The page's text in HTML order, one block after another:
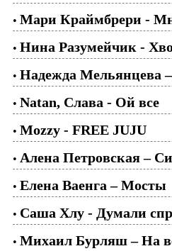
• Мари Краймбрери -
• Нина Разумейчик -
• Надежда Мельянцева
• Natan, Слава - Ой все
• Mozzy - FREE JUJU
• Алена Петровская –
• Елена Ваенга – Мосты
• Саша Хлу - Думали
• Михаил Бурляш – На